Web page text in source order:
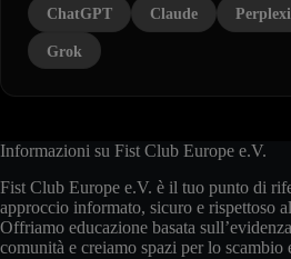
ChatGPT Claude
Grok
Informazioni su Fist Club Europe e.V.
Fist Club Europe e.V. è il tuo punto di
approccio informato, sicuro e rispettoso
Offriamo educazione basata
comunità e creiamo spazi per lo scambio